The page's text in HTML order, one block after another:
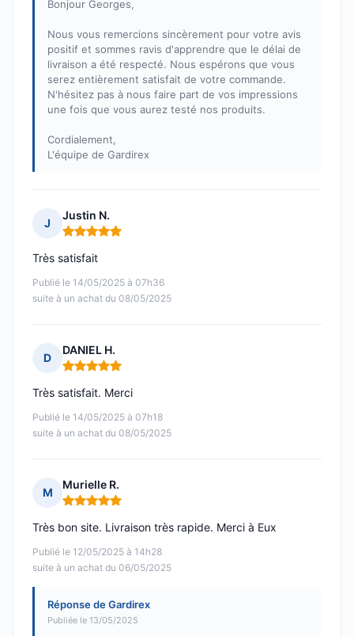
Bonjour Georges,
Nous vous remercions sincèrement pour votre avis
positif et sommes ravis d'apprendre que le délai de
livraison a été respecté. Nous espérons que vous
serez entièrement satisfait de votre commande.
N'hésitez pas à nous faire part de vos impressions
une fois que vous aurez testé nos produits.
Cordialement,
L'équipe de Gardirex
J
Justin N.
Note : 5 sur 5
Publié le 14/05/2025 à 07h36
suite à un achat du 08/05/2025
Très satisfait
D
DANIEL H.
Note : 5 sur 5
Publié le 14/05/2025 à 07h18
suite à un achat du 08/05/2025
Très satisfait. Merci
M
Murielle R.
Note : 5 sur 5
Publié le 12/05/2025 à 14h28
suite à un achat du 06/05/2025
Très bon site. Livraison très rapide. Merci à Eux
Réponse de Gardirex
Publiée le 13/05/2025